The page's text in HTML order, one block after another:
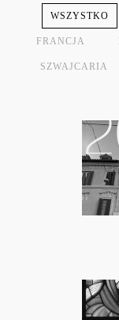
WSZYSTKO
FRANCJA
SZWAJCARIA